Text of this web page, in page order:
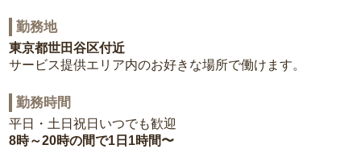
勤務地
東京都世田谷区付近
サービス提供エリア内のお好きな場所で働けます。
勤務時間
平日・土日祝日いつでも歓迎
8時～20時の間で1日1時間〜